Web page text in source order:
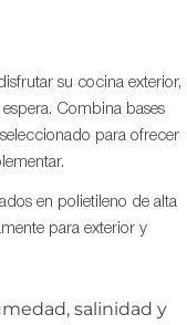
su cocina exterior,
Combina bases
para ofrecer
en polietileno de alta
para exterior y
salinidad y